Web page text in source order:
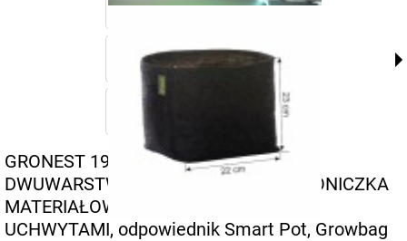
GRONEST 19L - ODDYCHAJĄCA,
DWUWARSTWOWA, KWADRATOWA DONICZKA
MATERIAŁOWA 26,5x26,5xh27cm, Z
UCHWYTAMI, odpowiednik Smart Pot, Growbag